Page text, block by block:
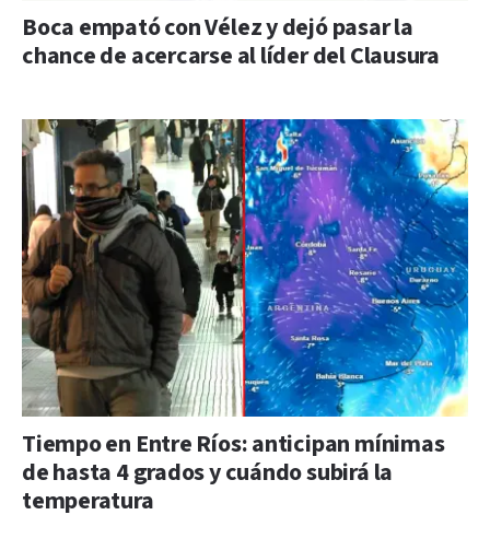
Boca empató con Vélez y dejó pasar la
chance de acercarse al líder del Clausura
Tiempo en Entre Ríos: anticipan mínimas
de hasta 4 grados y cuándo subirá la
temperatura